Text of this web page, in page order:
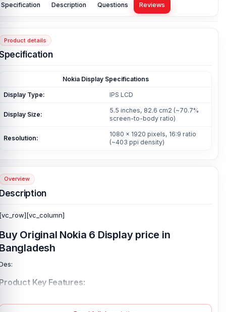
Specification Description Questions Reviews
Product details
Nokia Display Specifications
Display Type: IPS LCD
Display Size:
5.5 inches, 82.6 cm2 (~70.7%
screen-to-body ratio)
Resolution:
1080 x 1920 pixels, 16:9 ratio
(~403 ppi density)
Overview
Original Nokia 6 Display price in
Key Features:
5.5 inches, 82.6 cm2 (~70.7% screen-to-body